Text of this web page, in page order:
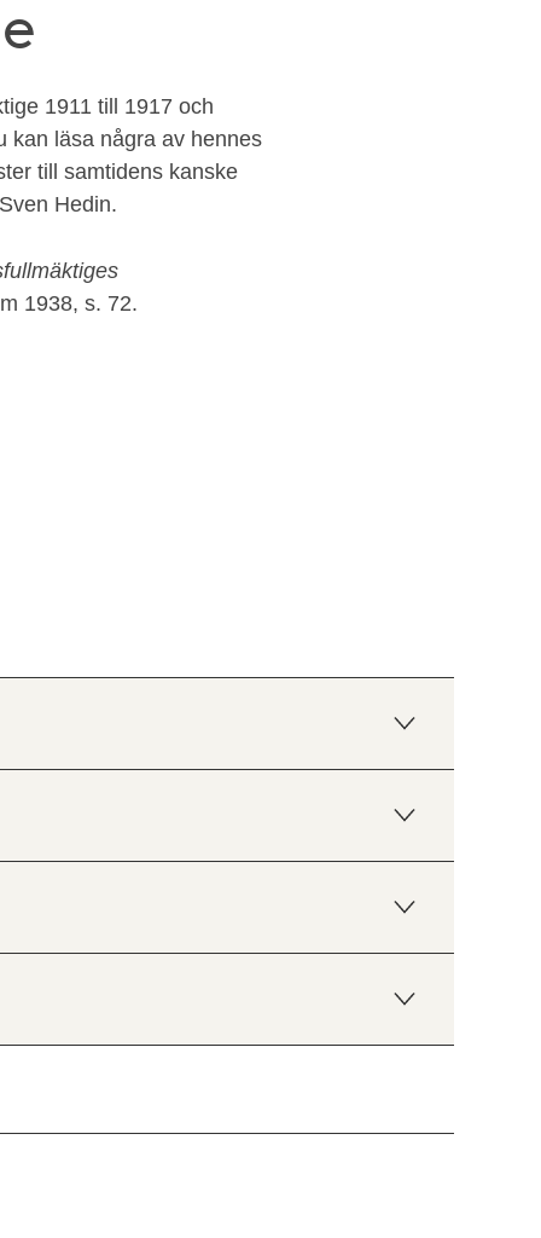
1911 till 1917 och
kan läsa några av hennes
till samtidens kanske
Hedin.
1938, s. 72.